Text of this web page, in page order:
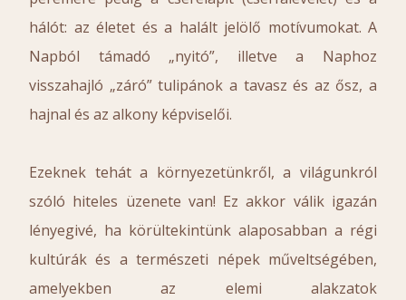
hálót: az életet és a halált jelölő motívumokat. A
Napból támadó „nyitó”, illetve a Naphoz
visszahajló „záró” tulipánok a tavasz és az ősz, a
hajnal és az alkony képviselői.
Ezeknek tehát a környezetünkről, a világunkról
szóló hiteles üzenete van! Ez akkor válik igazán
lényegivé, ha körültekintünk alaposabban a régi
kultúrák és a természeti népek műveltségében,
amelyekben az elemi alakzatok